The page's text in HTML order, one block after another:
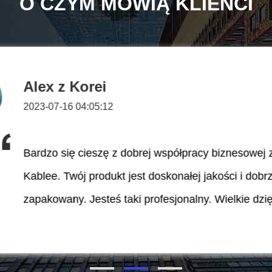
Yabui z Indii
2023-07-16 04:23:50
Odwiedziłem waszą fabrykę w czerwcu 2023 r.
fabryka jest bardzo profesjonalna w produkcji taśm
tkaninowych do wiązek przewodów i taśm